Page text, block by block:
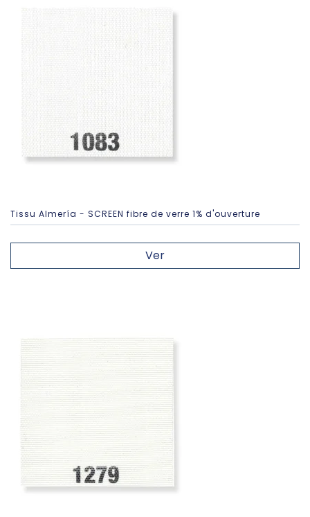
Tissu Almería - SCREEN fibre de verre 1% d'ouverture
Ver